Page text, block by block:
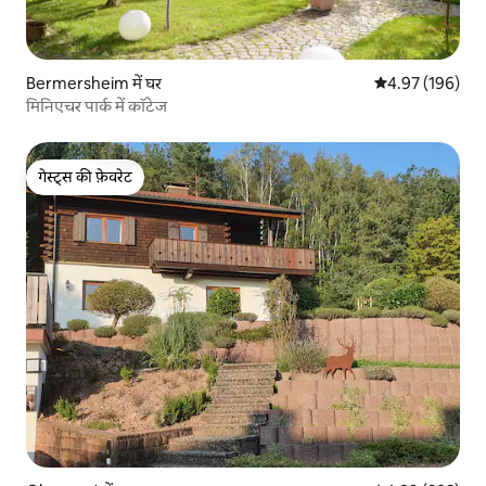
Bermersheim में घर औसत रेटिंग 5 में से
4.97 (196)
मिनिएचर पार्क में कॉटेज
गेस्ट्स की फ़ेवरेट
गेस्ट्स की फ़ेवरेट